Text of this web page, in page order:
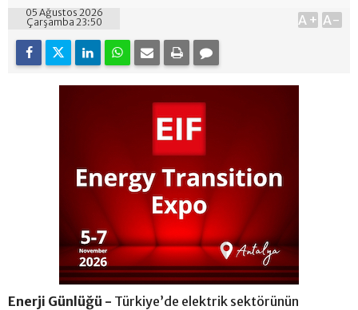
05 Ağustos 2026
Çarşamba 23:50
A+ A-
Enerji Günlüğü - Türkiye’de elektrik sektörünün